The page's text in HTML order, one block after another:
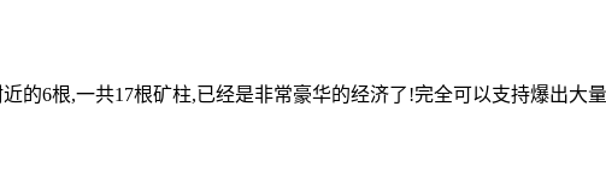
的6根,一共17根矿柱,已经是非常豪华的经济了!完全可以支持爆出大